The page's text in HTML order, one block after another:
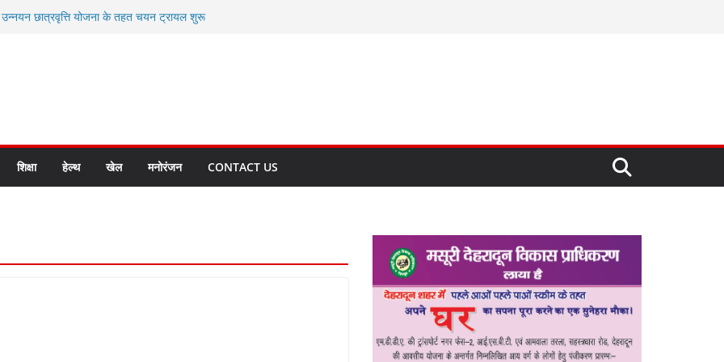
उन्नयन छात्रवृत्ति योजना के तहत चयन ट्रायल शुरू
के लिए अल्मोड़ा की गर्विता भाकुनी का
मित्र कैडेट्स का हुआ है चयन
सबसे बड़ी ताकत : मुख्यमंत्री पुष्कर सिंह धामी
बनाने के संकल्प को करना होगा साकार- मुख्यमंत्री
शिक्षा हेल्थ खेल मनोरंजन CONTACT US